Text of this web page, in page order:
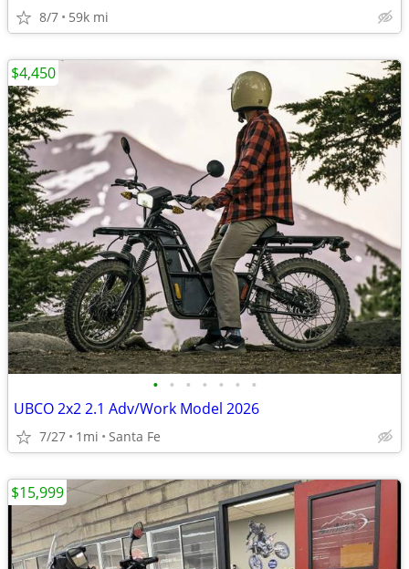
8/7 59k mi
• • • • • • •
UBCO 2x2 2.1 Adv/Work Model 2026
7/27 1mi Santa Fe
$4,450
$15,999